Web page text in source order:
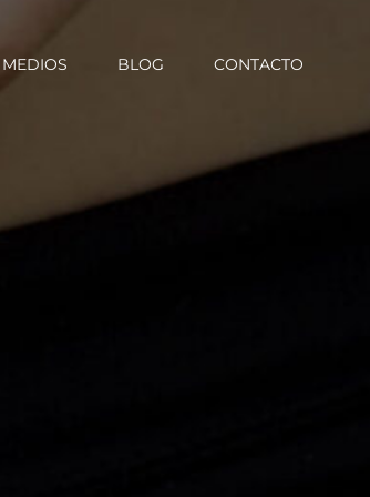
MEDIOS BLOG CONTACTO